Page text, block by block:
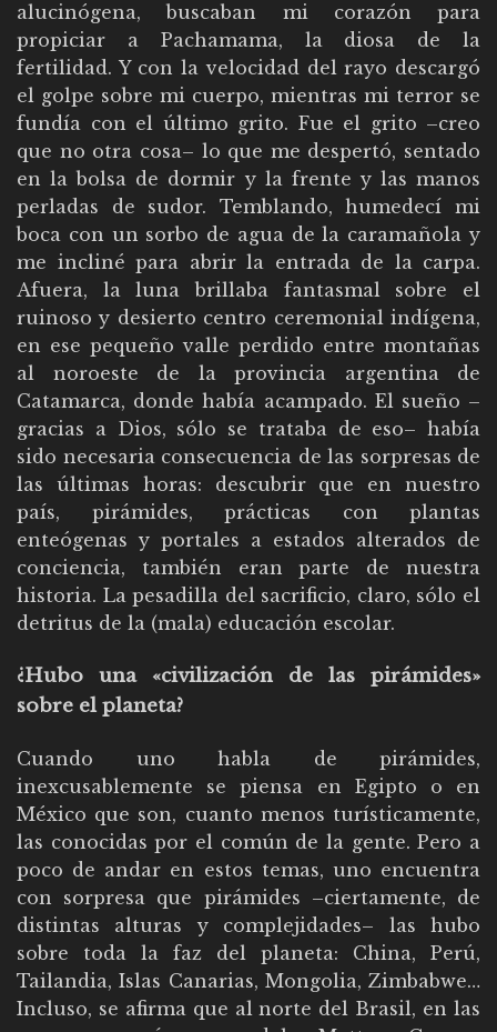
alucinógena, buscaban mi corazón para
propiciar a Pachamama, la diosa de la
fertilidad. Y con la velocidad del rayo descargó
el golpe sobre mi cuerpo, mientras mi terror se
fundía con el último grito. Fue el grito –creo
que no otra cosa– lo que me despertó, sentado
en la bolsa de dormir y la frente y las manos
perladas de sudor. Temblando, humedecí mi
boca con un sorbo de agua de la caramañola y
me incliné para abrir la entrada de la carpa.
Afuera, la luna brillaba fantasmal sobre el
ruinoso y desierto centro ceremonial indígena,
en ese pequeño valle perdido entre montañas
al noroeste de la provincia argentina de
Catamarca, donde había acampado. El sueño –
gracias a Dios, sólo se trataba de eso– había
sido necesaria consecuencia de las sorpresas de
las últimas horas: descubrir que en nuestro
país, pirámides, prácticas con plantas
enteógenas y portales a estados alterados de
conciencia, también eran parte de nuestra
historia. La pesadilla del sacrificio, claro, sólo el
detritus de la (mala) educación escolar.
¿Hubo una «civilización de las pirámides»
sobre el planeta?
Cuando uno habla de pirámides,
inexcusablemente se piensa en Egipto o en
México que son, cuanto menos turísticamente,
las conocidas por el común de la gente. Pero a
poco de andar en estos temas, uno encuentra
con sorpresa que pirámides –ciertamente, de
distintas alturas y complejidades– las hubo
sobre toda la faz del planeta: China, Perú,
Tailandia, Islas Canarias, Mongolia, Zimbabwe…
Incluso, se afirma que al norte del Brasil, en las